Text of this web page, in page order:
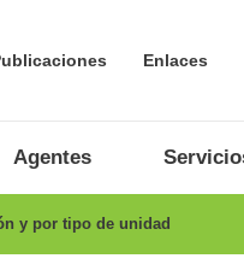
Enlaces
Agentes
y por tipo de unidad